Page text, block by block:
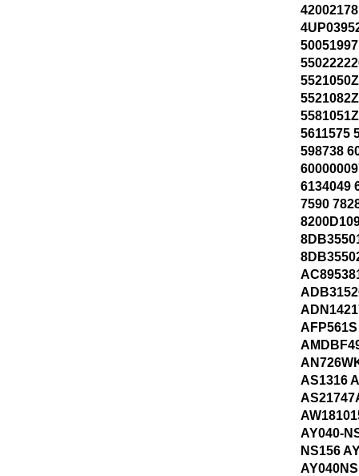
5611575
598738
6134049
7590
AS1316
AY040-
NS156